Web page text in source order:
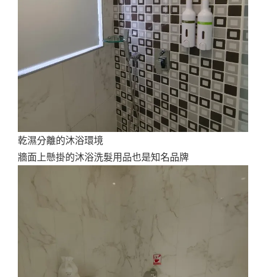
乾濕分離的沐浴環境
牆面上懸掛的沐浴洗髮用品也是知名品牌